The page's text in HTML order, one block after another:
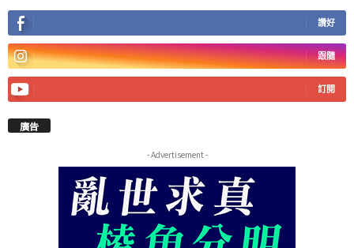
讚好
跟隨
訂閱
廣告
- Advertisement -